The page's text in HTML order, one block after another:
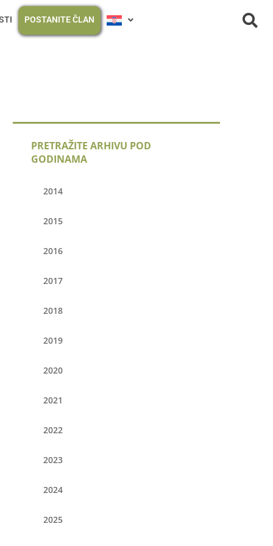
POSTANITE ČLAN
PRETRAŽITE ARHIVU POD
GODINAMA
2014
2015
2016
2017
2018
2019
2020
2021
2022
2023
2024
2025